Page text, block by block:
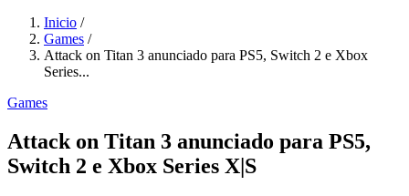
Inicio /
Games /
Attack on Titan 3 anunciado para PS5, Switch 2 e Xbox
Series...
Games
Attack on Titan 3 anunciado para PS5,
Switch 2 e Xbox Series X|S